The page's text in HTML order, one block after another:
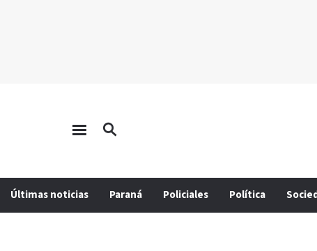
Últimas noticias Paraná Policiales Política